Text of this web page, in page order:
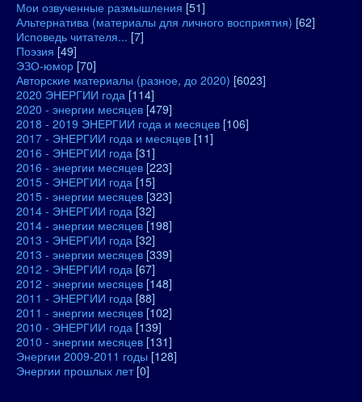
Мои озвученные размышления [51]
Альтернатива (материалы для личного восприятия) [62]
Исповедь читателя... [7]
Поэзия [49]
ЭЗО-юмор [70]
Авторские материалы (разное, до 2020) [6023]
2020 ЭНЕРГИИ года [114]
2020 - энергии месяцев [479]
2018 - 2019 ЭНЕРГИИ года и месяцев [106]
2017 - ЭНЕРГИИ года и месяцев [11]
2016 - ЭНЕРГИИ года [31]
2016 - энергии месяцев [223]
2015 - ЭНЕРГИИ года [15]
2015 - энергии месяцев [323]
2014 - ЭНЕРГИИ года [32]
2014 - энергии месяцев [198]
2013 - ЭНЕРГИИ года [32]
2013 - энергии месяцев [339]
2012 - ЭНЕРГИИ года [67]
2012 - энергии месяцев [148]
2011 - ЭНЕРГИИ года [88]
2011 - энергии месяцев [102]
2010 - ЭНЕРГИИ года [139]
2010 - энергии месяцев [131]
Энергии 2009-2011 годы [128]
Энергии прошлых лет [0]